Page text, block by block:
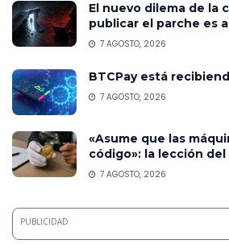
El nuevo dilema de la
publicar el parche es
7 AGOSTO, 2026
BTCPay está
7 AGOSTO, 2026
«Asume que las
código»: la lección
7 AGOSTO, 2026
PUBLICIDAD